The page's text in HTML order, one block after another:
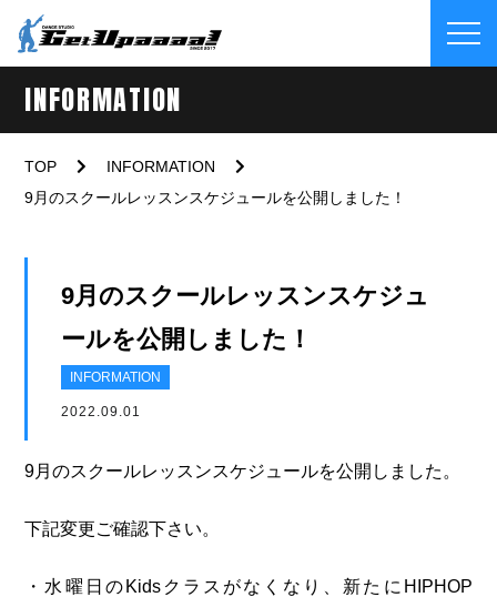
INFORMATION
TOP
INFORMATION
9月のスクールレッスンスケジュールを公開しました！
9月のスクールレッスンスケジュ
ールを公開しました！
INFORMATION
2022.09.01
9月のスクールレッスンスケジュールを公開しました。
下記変更ご確認下さい。
・水曜日のKidsクラスがなくなり、新たにHIPHOP